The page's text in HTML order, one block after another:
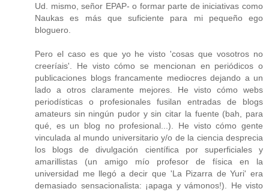
Ud. mismo, señor EPAP- o formar parte de iniciativas como
Naukas es más que suficiente para mi pequeño ego
bloguero.
Pero el caso es que yo he visto 'cosas que vosotros no
creeríais'. He visto cómo se mencionan en periódicos o
publicaciones blogs francamente mediocres dejando a un
lado a otros claramente mejores. He visto cómo webs
periodísticas o profesionales fusilan entradas de blogs
amateurs sin ningún pudor y sin citar la fuente (bah, para
qué, es un blog no profesional...). He visto cómo gente
vinculada al mundo universitario y/o de la ciencia desprecia
los blogs de divulgación científica por superficiales y
amarillistas (un amigo mío profesor de física en la
universidad me llegó a decir que 'La Pizarra de Yuri' era
demasiado sensacionalista: ¡apaga y vámonos!). He visto